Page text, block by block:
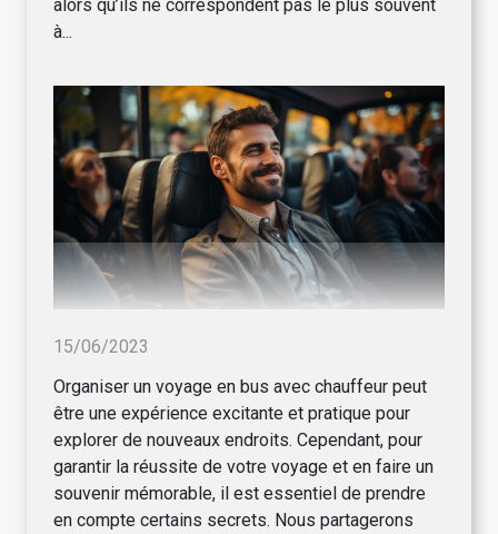
alors qu’ils ne correspondent pas le plus souvent
à...
15/06/2023
Organiser un voyage en bus avec chauffeur peut
être une expérience excitante et pratique pour
explorer de nouveaux endroits. Cependant, pour
garantir la réussite de votre voyage et en faire un
souvenir mémorable, il est essentiel de prendre
en compte certains secrets. Nous partagerons